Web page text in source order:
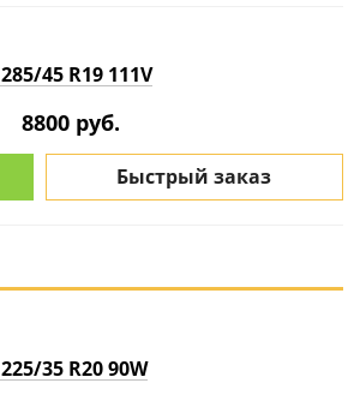
285/45 R19 111V
8800 руб.
Быстрый заказ
225/35 R20 90W